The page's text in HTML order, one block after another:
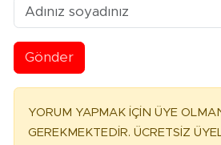
Gönder
YORUM YAPMAK İÇİN ÜYE
GEREKMEKTEDİR. ÜCRETSİZ